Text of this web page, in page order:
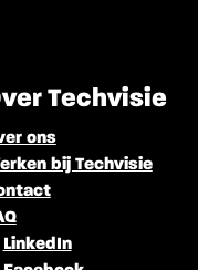
Techvisie
ons
bij Techvisie
LinkedIn